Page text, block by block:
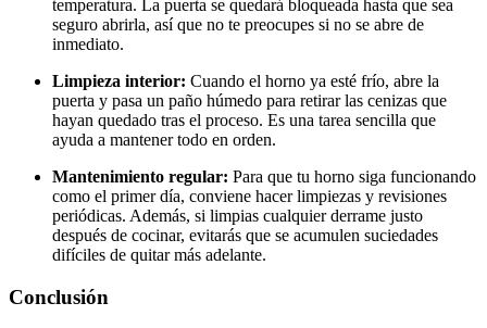
temperatura. La puerta se quedará bloqueada hasta que sea
seguro abrirla, así que no te preocupes si no se abre de
inmediato.
Limpieza interior: Cuando el horno ya esté frío, abre la
puerta y pasa un paño húmedo para retirar las cenizas que
hayan quedado tras el proceso. Es una tarea sencilla que
ayuda a mantener todo en orden.
Mantenimiento regular: Para que tu horno siga funcionando
como el primer día, conviene hacer limpiezas y revisiones
periódicas. Además, si limpias cualquier derrame justo
después de cocinar, evitarás que se acumulen suciedades
difíciles de quitar más adelante.
Conclusión